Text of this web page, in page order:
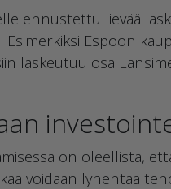
ennustettu lievää
Espoon
laskeutuu osa
on oleellista,
voidaan lyhentää